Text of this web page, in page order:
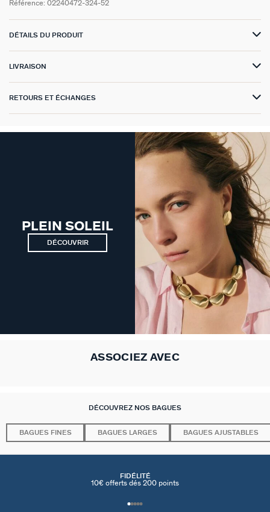
VICTOIRE
Référence: 02240472-324-52
DÉTAILS DU PRODUIT
LIVRAISON
RETOURS ET ÉCHANGES
PLEIN SOLEIL
DÉCOUVRIR
ASSOCIEZ AVEC
DÉCOUVREZ NOS BAGUES
BAGUES FINES BAGUES LARGES BAGUES AJUSTABLES
FIDÉLITÉ
10€ offerts dés 200 points